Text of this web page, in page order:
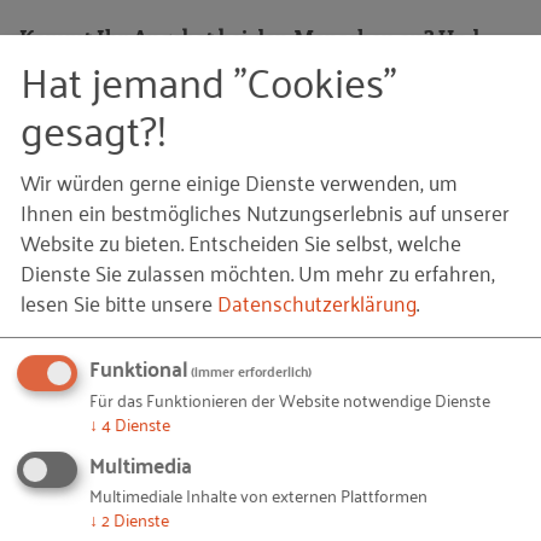
Kommt Ihr Angebot bei den Menschen an? Und
sind die Stadtwerke Velbert als Arbeitgeber
attraktiver geworden?
Definitiv ja. Wir bekommen Grund weg positive
Rückmeldungen und werden vor allem von den
Jüngeren als modernes Unternehmen
wahrgenommen, das auf Augenhöhe
kommuniziert. Zudem erreichen wir ein größeres
Talentpool, denn die Anzahl der Anfragen über die
klassischen Medien sind konstant geblieben.
WhatsApp in einem Unternehmen einzuführen ist
sicherlich neu? Welche Tipps können Sie
Unternehmen mit auf den Weg geben?
Am Wichtigsten ist es, frühzeitig die
Hat jemand "Cookies"
gesagt?!
Wir würden gerne einige Dienste verwenden, um
Ihnen ein bestmögliches Nutzungserlebnis auf unserer
Website zu bieten. Entscheiden Sie selbst, welche
Dienste Sie zulassen möchten.Um mehr zu erfahren,
lesen Sie bitte unsereDatenschutzerklärung.
Funktional(immer erforderlich)
Für das Funktionieren der Website notwendige Dienste
↓ 4Dienste
Multimedia
Multimediale Inhalte von externen Plattformen
↓ 2Dienste